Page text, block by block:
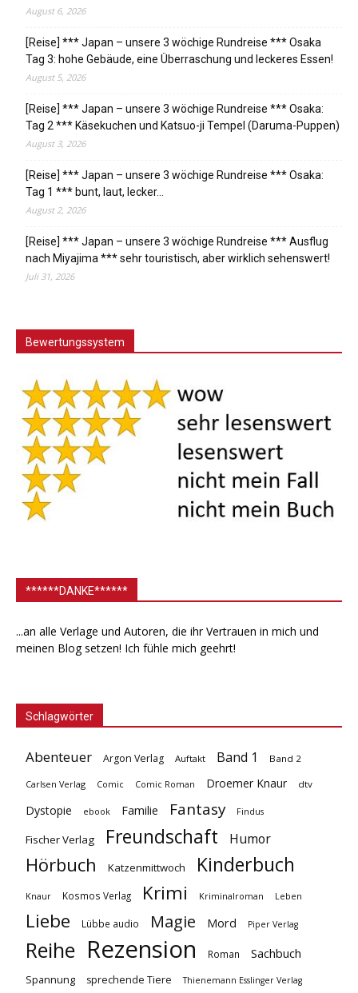
August 6, 2026
[Reise] *** Japan – unsere 3 wöchige Rundreise *** Osaka
Tag 3: hohe Gebäude, eine Überraschung und leckeres Essen!
August 5, 2026
[Reise] *** Japan – unsere 3 wöchige Rundreise *** Osaka:
Tag 2 *** Käsekuchen und Katsuo-ji Tempel (Daruma-Puppen)
August 3, 2026
[Reise] *** Japan – unsere 3 wöchige Rundreise *** Osaka:
Tag 1 *** bunt, laut, lecker…
August 2, 2026
[Reise] *** Japan – unsere 3 wöchige Rundreise *** Ausflug
nach Miyajima *** sehr touristisch, aber wirklich sehenswert!
Juli 31, 2026
Bewertungssystem
******DANKE******
...an alle Verlage und Autoren, die ihr Vertrauen in mich und
meinen Blog setzen! Ich fühle mich geehrt!
Schlagwörter
Abenteuer Argon Verlag Auftakt Band 1 Band 2
Carlsen Verlag Comic Comic Roman Droemer Knaur dtv
Dystopie ebook Familie Fantasy Findus
Fischer Verlag Freundschaft Humor
Hörbuch Katzenmittwoch Kinderbuch
Knaur Kosmos Verlag Krimi Kriminalroman Leben
Liebe Lübbe audio Magie Mord Piper Verlag
Reihe Rezension Roman Sachbuch
Spannung sprechende Tiere Thienemann Esslinger Verlag